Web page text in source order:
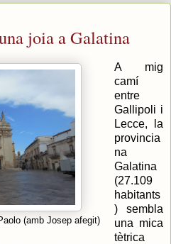
joia a Galatina
(amb Josep afegit)
A mig
camí
entre
Gallipoli i
Lecce, la
provincia
na
Galatina
(27.109
habitants
) sembla
una mica
tètrica